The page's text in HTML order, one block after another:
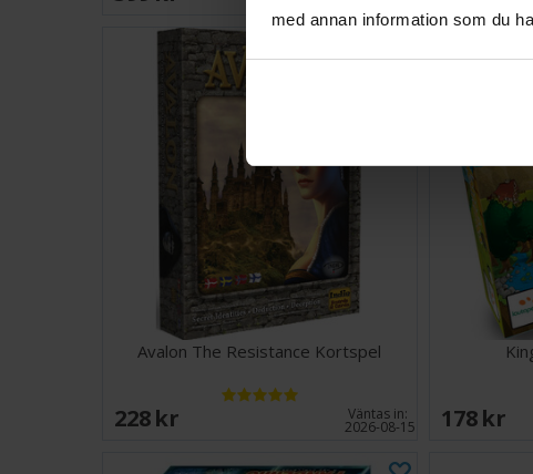
med annan information som du
Avalon The Resistance Kortspel
228 SEK Väntas in:
2026-08-15 178 SEK